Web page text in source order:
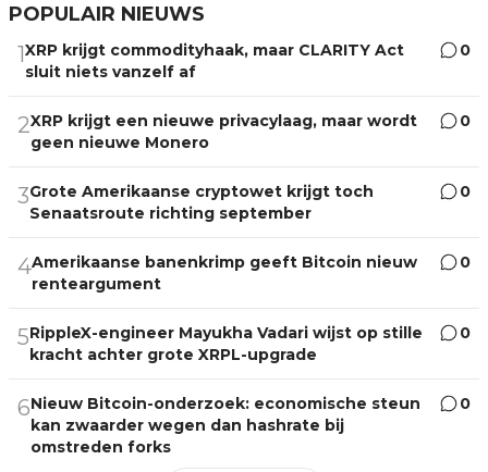
POPULAIR NIEUWS
1XRP krijgt commodityhaak, maar CLARITY Act
sluit niets vanzelf af
0
2XRP krijgt een nieuwe privacylaag, maar wordt
geen nieuwe Monero
0
3Grote Amerikaanse cryptowet krijgt toch
Senaatsroute richting september
0
4Amerikaanse banenkrimp geeft Bitcoin nieuw
renteargument
0
5RippleX-engineer Mayukha Vadari wijst op stille
kracht achter grote XRPL-upgrade
0
6Nieuw Bitcoin-onderzoek: economische steun
kan zwaarder wegen dan hashrate bij
omstreden forks
0